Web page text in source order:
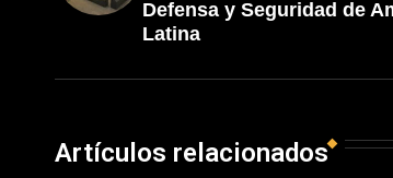
Defensa y Seguridad de
Latina
Artículos relacionados